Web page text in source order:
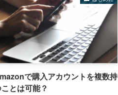
で購入アカウントを複数持
とは可能？